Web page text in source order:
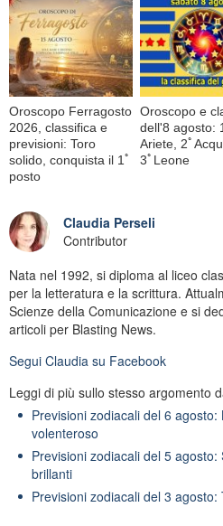
Oroscopo Ferragosto
2026, classifica e
previsioni: Toro
solido, conquista il 1ﾟ
posto
Oroscopo e
dell'8 agosto:
Ariete, 2ﾟ
3ﾟLeone
Claudia Perseli
Contributor
Nata nel 1992, si diploma al liceo
per la letteratura e la scrittura.
Scienze della Comunicazione e si
articoli per Blasting News.
Segui Claudia su Facebook
Leggi di più sullo stesso argomento
Previsioni zodiacali del 6
volenteroso
Previsioni zodiacali del 5
brillanti
Previsioni zodiacali del 3